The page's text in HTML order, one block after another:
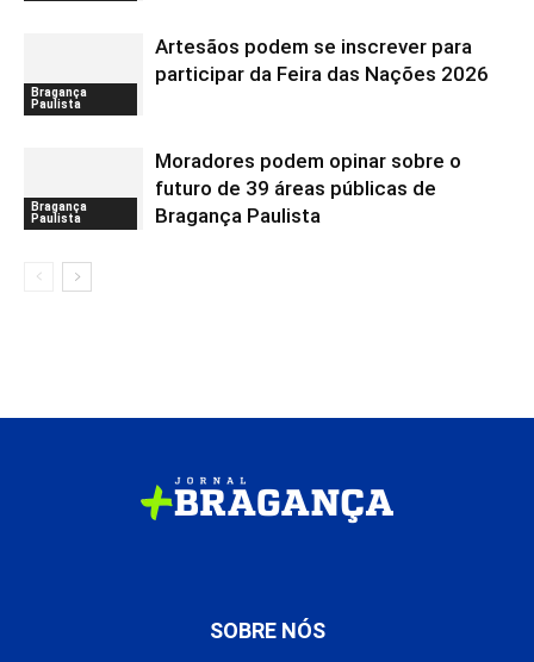
Bragança
Paulista
Artesãos podem se inscrever para
participar da Feira das Nações 2026
Bragança
Paulista
Moradores podem opinar sobre o
futuro de 39 áreas públicas de
Bragança Paulista
SOBRE NÓS